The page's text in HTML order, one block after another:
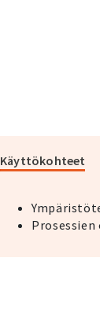
Käyttökohteet